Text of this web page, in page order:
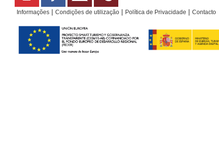
Informações | Condições de utilização | Política de Privacidade | Contacto